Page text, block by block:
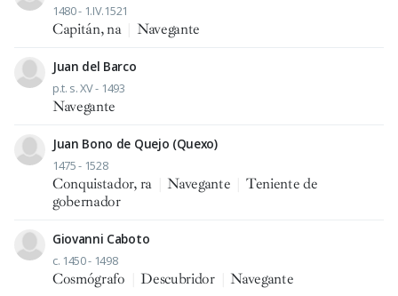
1480 - 1.IV.1521
Capitán, na Navegante
Juan del Barco
p.t. s. XV - 1493
Navegante
Juan Bono de Quejo (Quexo)
1475 - 1528
Conquistador, ra Navegante
Teniente de
gobernador
Giovanni Caboto
c. 1450 - 1498
Cosmógrafo Descubridor Navegante